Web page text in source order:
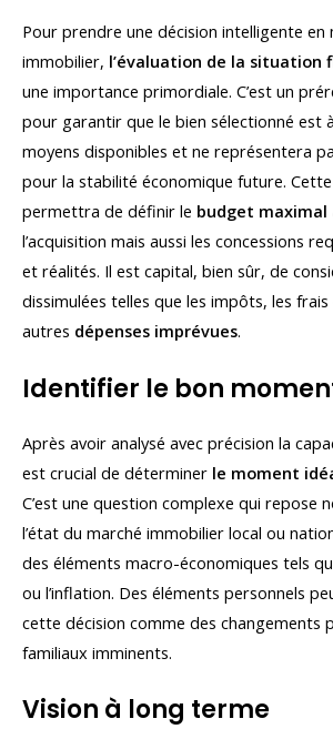
Pour prendre une décision intelligente en
immobilier, l’évaluation de la situation
une importance primordiale. C’est un
pour garantir que le bien sélectionné est
moyens disponibles et ne représentera
pour la stabilité économique future.
permettra de définir le budget maximal
l’acquisition mais aussi les concessions
et réalités. Il est capital, bien sûr, de
dissimulées telles que les impôts, les
autres dépenses imprévues.
Identifier le bon
Après avoir analysé avec précision la
est crucial de déterminer le moment
C’est une question complexe qui repose
l’état du marché immobilier local ou
des éléments macro-économiques tels
ou l’inflation. Des éléments personnels
cette décision comme des changements
familiaux imminents.
Vision à long terme